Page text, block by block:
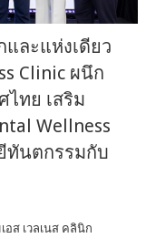
ละแห่งเดียว
Clinic ผนึก
ไทย เสริม
Wellness
ทันตกรรมกับ
อส เวลเนส คลินิก